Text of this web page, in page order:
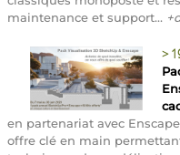
maintenance et support...
>
en partenariat avec
offre clé en main